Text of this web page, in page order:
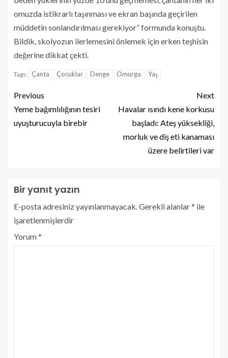
omuzda istikrarlı taşınması ve ekran başında geçirilen
müddetin sonlandırılması gerekiyor” formunda konuştu.
Bildik, skolyozun ilerlemesini önlemek için erken teşhisin
değerine dikkat çekti.
Tags: Çanta Çocuklar Denge Omurga Yaş
Previous
Yeme bağımlılığının tesiri
uyuşturucuyla birebir
Next
Havalar ısındı kene korkusu
başladı: Ateş yüksekliği,
morluk ve diş eti kanaması
üzere belirtileri var
Bir yanıt yazın
E-posta adresiniz yayınlanmayacak.Gerekli alanlar* ile
işaretlenmişlerdir
Yorum*